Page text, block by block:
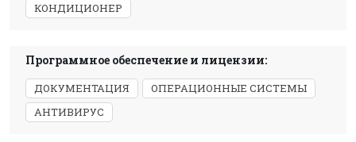
КОНДИЦИОНЕР
Программное обеспечение и лицензии:
ДОКУМЕНТАЦИЯ
ОПЕРАЦИОННЫЕ СИСТЕМЫ
АНТИВИРУС